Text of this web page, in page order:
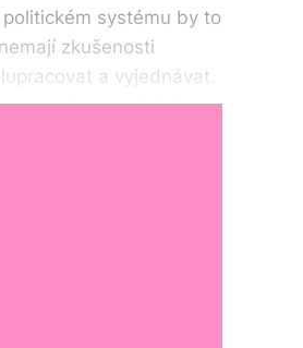
systému by to
zkušenosti
a vyjednávat.
není to skutečná